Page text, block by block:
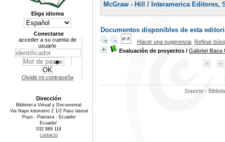
McGraw - Hill / Interamerica Editores,
Documentos disponibles de esta
Hacer una sugerencia Refinar
Evaluación de proyectos / Gabriel Baca
Soporte -
Elige idioma
Conectarse
acceder a su cuenta de
usuario
Olvidé mi contraseña
Dirección
Biblioteca Virtual y Documental
Via Napo kilometro 2 1/2 Paso lateral
Puyo - Pastaza - Ecuador
Ecuador
032 889 118
contacto